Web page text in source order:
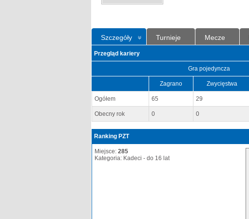
Szczegóły Turnieje Mecze
Przegląd kariery
Gra pojedyncza
Zagrano Zwycięstwa
Ogółem 65 29
Obecny rok 0 0
Ranking PZT
Miejsce: 285
Kategoria: Kadeci - do 16 lat